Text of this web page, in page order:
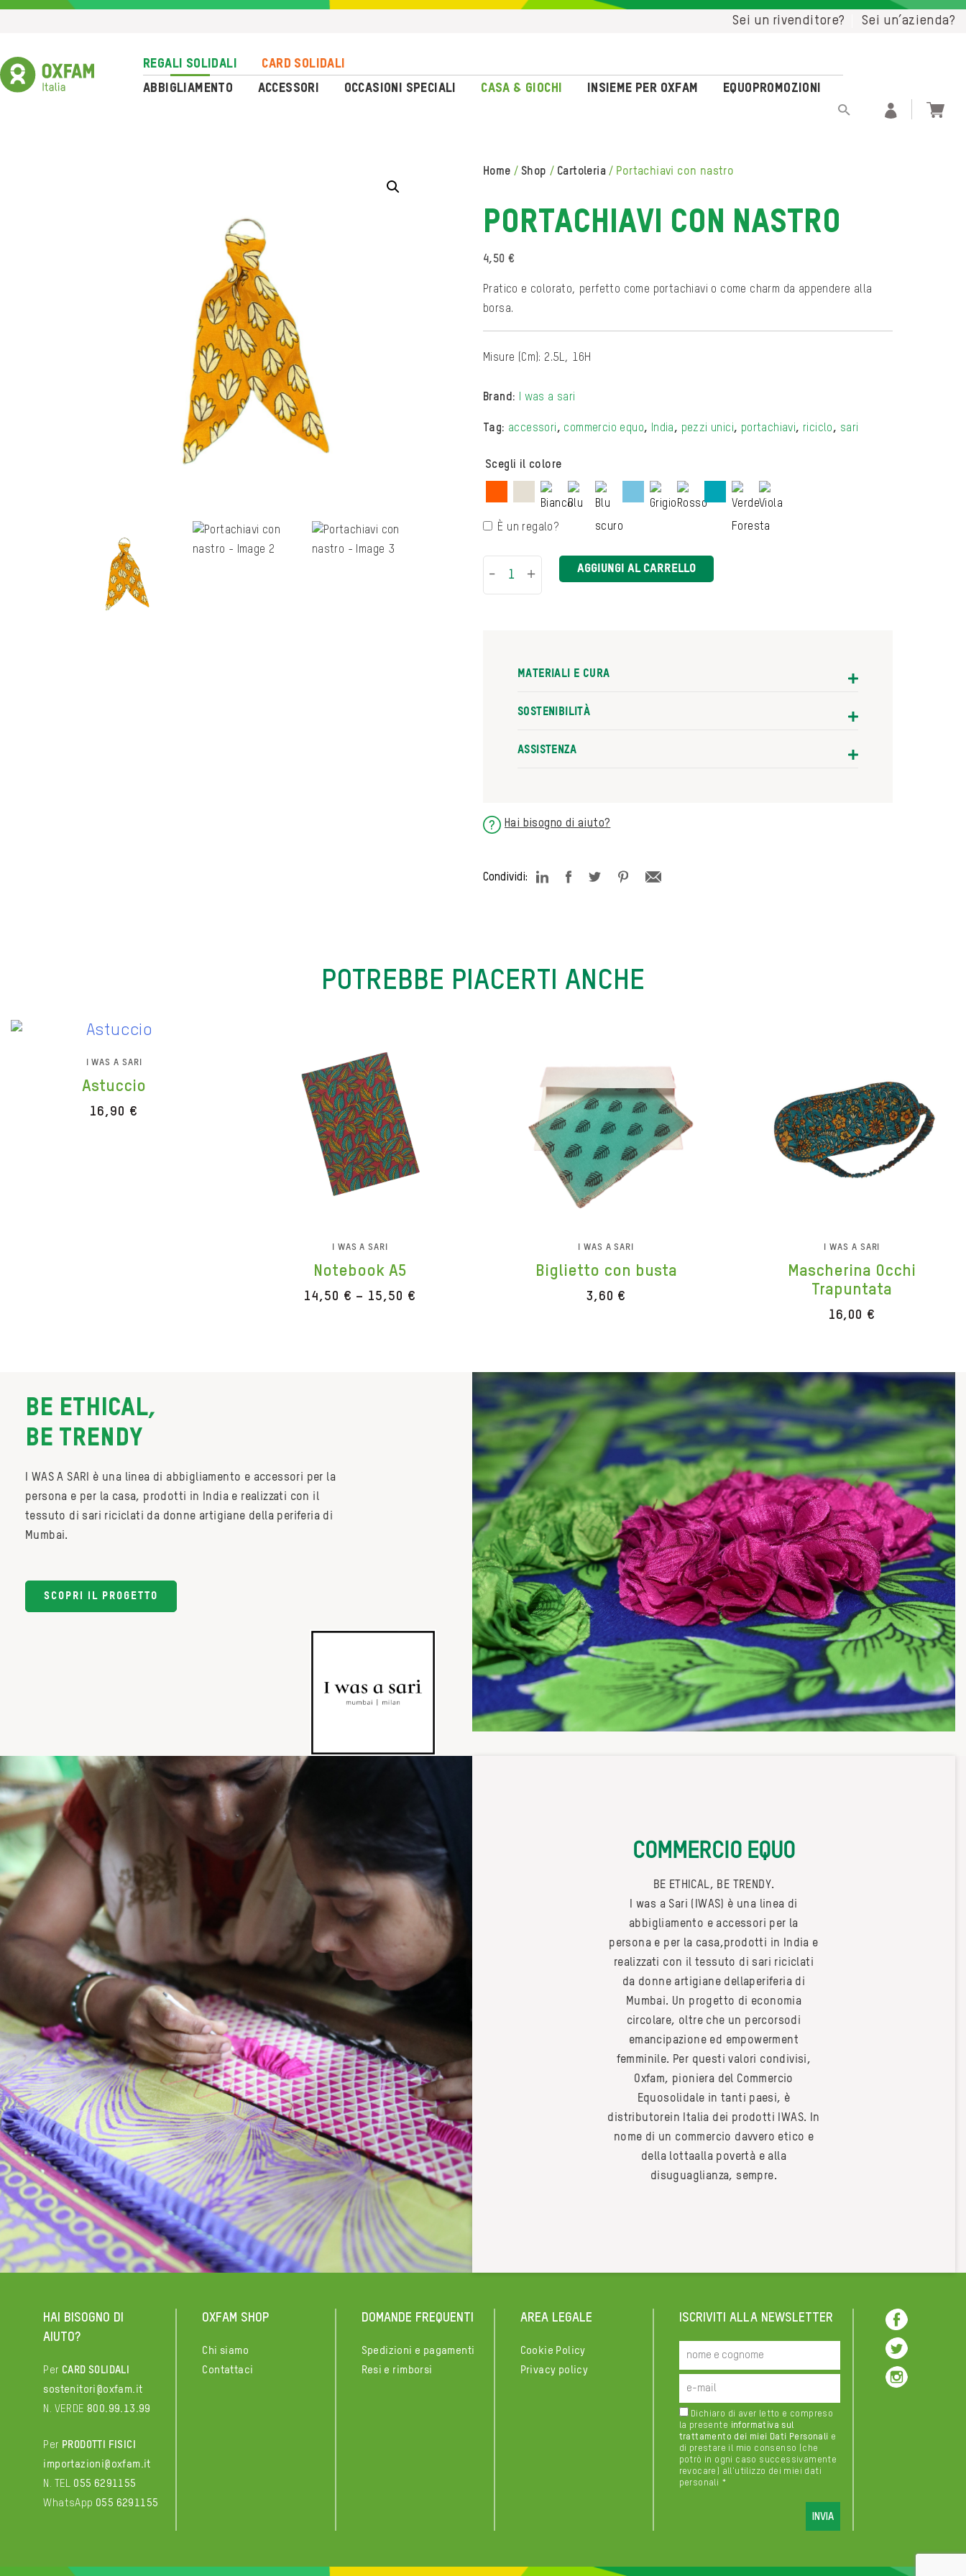
Skip
Sei un rivenditore? Sei un’azienda?
Regali solidali
Card solidali
Abbigliamento
Accessori Occasioni Speciali Casa & Giochi Insieme per Oxfam Equopromozioni
home / shop / cartoleria / portachiavi con nastro
PORTACHIAVI CON NASTRO
4,50 €
Pratico e colorato, perfetto come portachiavi o come charm da appendere alla
borsa.
Misure (Cm): 2.5L, 16H
Brand: I was a sari
Tag: accessori, commercio equo, India, pezzi unici, portachiavi, riciclo, sari
Scegli il colore
È un regalo?
- + AGGIUNGI AL CARRELLO
MATERIALI E CURA
SOSTENIBILITÀ
ASSISTENZA
? Hai bisogno di aiuto?
Condividi:
POTREBBE PIACERTI ANCHE
I WAS A SARI
Astuccio
16,90 €
I WAS A SARI
Notebook A5
14,50 € – 15,50 €
I WAS A SARI
Biglietto con busta
3,60 €
I WAS A SARI
Mascherina Occhi
Trapuntata
16,00 €
BE ETHICAL,
BE TRENDY
I WAS A SARI è una linea di abbigliamento e accessori per la
persona e per la casa, prodotti in India e realizzati con il
tessuto di sari riciclati da donne artigiane della periferia di
Mumbai.
SCOPRI IL PROGETTO
COMMERCIO EQUO
BE ETHICAL, BE TRENDY.
I was a Sari (IWAS) è una linea di
abbigliamento e accessori per la
persona e per la casa,prodotti in India e
realizzati con il tessuto di sari riciclati
da donne artigiane dellaperiferia di
Mumbai. Un progetto di economia
circolare, oltre che un percorsodi
emancipazione ed empowerment
femminile. Per questi valori condivisi,
Oxfam, pioniera del Commercio
Equosolidale in tanti paesi, è
distributorein Italia dei prodotti IWAS. In
nome di un commercio davvero etico e
della lottaalla povertà e alla
disuguaglianza, sempre.
HAI BISOGNO DI
AIUTO?
Per CARD SOLIDALI
sostenitori@oxfam.it
N. VERDE 800.99.13.99
Per PRODOTTI FISICI
importazioni@oxfam.it
N. TEL 055 6291155
WhatsApp 055 6291155
OXFAM SHOP
Chi siamo
Contattaci
DOMANDE FREQUENTI
Spedizioni e pagamenti
Resi e rimborsi
AREA LEGALE
Cookie Policy
Privacy policy
ISCRIVITI ALLA NEWSLETTER
Dichiaro di aver letto e compreso
la presente informativa sul
trattamento dei miei Dati Personali e
di prestare il mio consenso (che
potrò in ogni caso successivamente
revocare) all'utilizzo dei miei dati
personali *